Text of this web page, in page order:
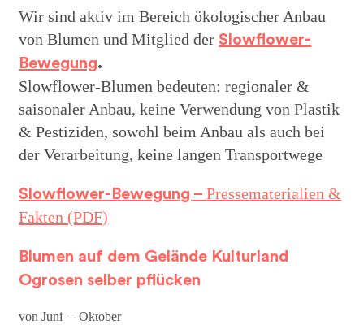
Wir sind aktiv im Bereich ökologischer Anbau
von Blumen und Mitglied derSlowflower-
Bewegung.
Slowflower-Blumen bedeuten: regionaler &
saisonaler Anbau, keine Verwendung von Plastik
& Pestiziden, sowohl beim Anbau als auch bei
der Verarbeitung, keine langen Transportwege
Slowflower-Bewegung –Pressematerialien &
Fakten (PDF)
Blumen auf dem Gelände Kulturland
Ogrosen selber pflücken
von Juni – Oktober